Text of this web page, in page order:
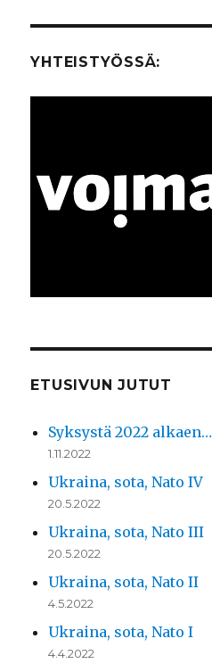
YHTEISTYÖSSÄ:
ETUSIVUN JUTUT
Syksystä 2022 alkaen…
1.11.2022
Ukraina, sota, Nato IV
20.5.2022
Ukraina, sota, Nato III
20.5.2022
Ukraina, sota, Nato II
4.5.2022
Ukraina, sota, Nato I
4.4.2022